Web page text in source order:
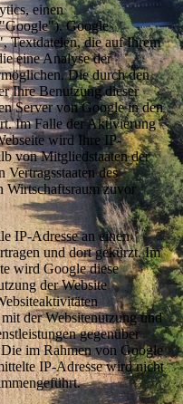
einen
Google
Textdateien, die auf Ihrem
eine Analyse der
Die durch den
Ihre Benutzung dieser
Server von Google in den
Im Falle der Aktivierung
wird Ihre IP-
von Mitgliedstaaten der
des
Wirtschaftsraum zuvor
IP-Adresse an einen
und dort gekürzt. Im
wird Google diese
der Website
der Websitenutzung und
gegenüber
im Rahmen von Google
IP-Adresse wird nicht